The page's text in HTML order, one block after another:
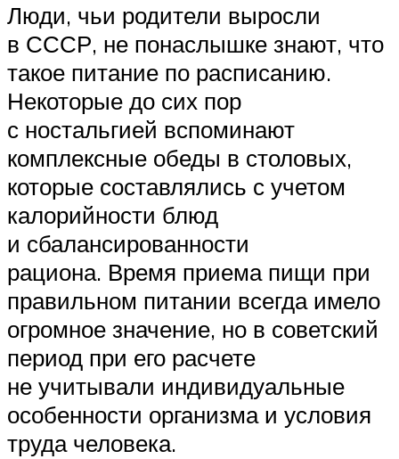
Люди, чьи родители выросли
в СССР, не понаслышке знают, что
такое питание по расписанию.
Некоторые до сих пор
с ностальгией вспоминают
комплексные обеды в столовых,
которые составлялись с учетом
калорийности блюд
и сбалансированности
рациона. Время приема пищи при
правильном питании всегда имело
огромное значение, но в советский
период при его расчете
не учитывали индивидуальные
особенности организма и условия
труда человека.